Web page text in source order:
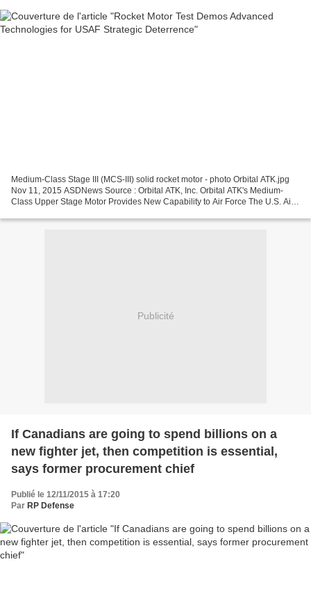
Medium-Class Stage III (MCS-III) solid rocket motor - photo Orbital ATK.jpg
Nov 11, 2015 ASDNews Source : Orbital ATK, Inc. Orbital ATK's Medium-
Class Upper Stage Motor Provides New Capability to Air Force The U.S. Air
Publicité
If Canadians are going to spend billions on a
new fighter jet, then competition is essential,
says former procurement chief
Publié le 12/11/2015 à 17:20
Par RP Defense